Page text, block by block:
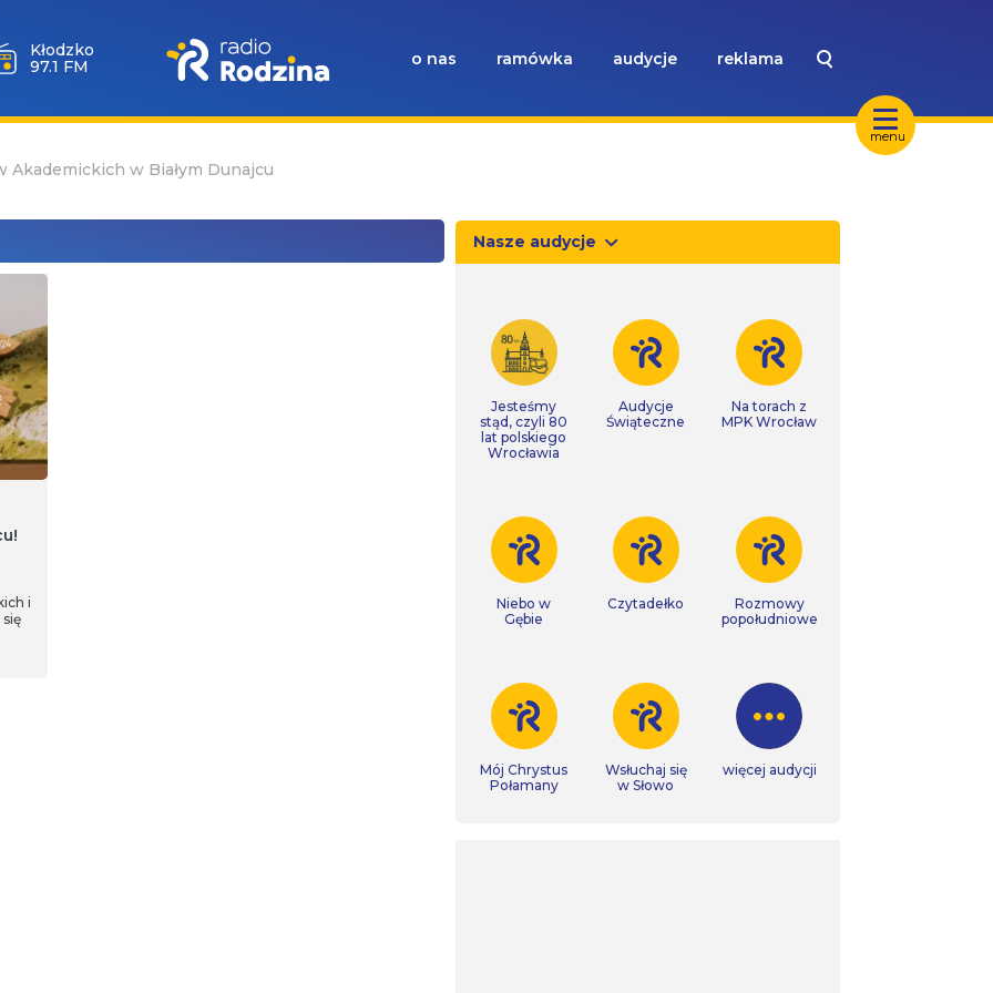
menu
Wołów
99.6 FM
o nas ramówka audycje reklama
w Białym Dunajcu
i
Nasze audycje
Jesteśmy
stąd, czyli 80
lat polskiego
Wrocławia
Audycje
Świąteczne
Na torach z
MPK Wrocław
Niebo w
Gębie
Czytadełko
Rozmowy
popołudniowe
Mój Chrystus
Połamany
Wsłuchaj się
w Słowo
więcej audycji